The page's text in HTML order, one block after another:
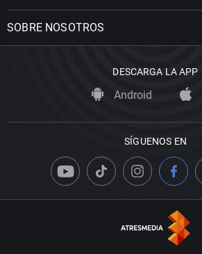
SOBRE NOSOTROS
DESCARGA LA APP
Android
SÍGUENOS EN